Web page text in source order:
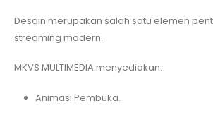
Desain merupakan salah satu elemen
streaming modern.
MKVS MULTIMEDIA menyediakan:
Animasi Pembuka.